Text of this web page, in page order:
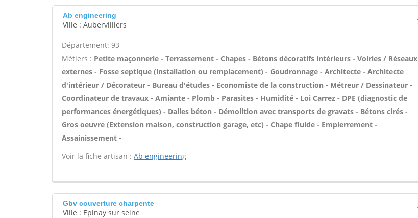
Ab engineering
Ville : Aubervilliers
Département: 93
Métiers : Petite maçonnerie - Terrassement - Chapes - Bétons décoratifs intérieurs - Voiries / Réseaux
externes - Fosse septique (installation ou remplacement) - Goudronnage - Architecte - Architecte
d'intérieur / Décorateur - Bureau d'études - Economiste de la construction - Métreur / Dessinateur -
Coordinateur de travaux - Amiante - Plomb - Parasites - Humidité - Loi Carrez - DPE (diagnostic de
performances énergétiques) - Dalles béton - Démolition avec transports de gravats - Bétons cirés -
Gros oeuvre (Extension maison, construction garage, etc) - Chape fluide - Empierrement -
Assainissement -
Voir la fiche artisan : Ab engineering
Gbv couverture charpente
Ville : Epinay sur seine